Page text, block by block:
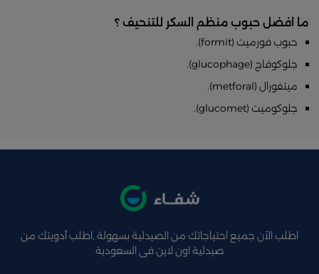
ما افضل حبوب منظم السكر للتنحيف ؟
حبوب فورميت (formit).
جلوكوفاج (glucophage).
ميتفورال (metforal).
جلوكوميت (glucomet).
اطلب الآن جميع احتياجاتك من الصيدلية بسهولة ,اطلب أدويتك من
صيدلية اون لاين فى السعودية